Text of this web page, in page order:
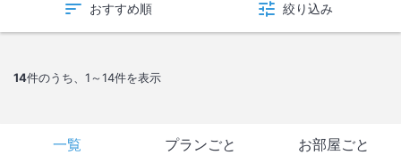
おすすめ順 絞り込み
14件のうち、 1～14件を表示
一覧 プランごと お部屋ごと